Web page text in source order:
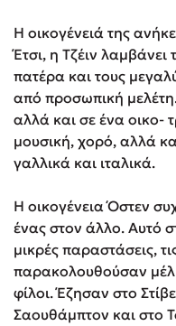
Η οικογένειά της
Έτσι, η Τζέιν
πατέρα και τους
από προσωπική
αλλά και σε ένα οικο-
μουσική, χορό, αλλά
γαλλικά και ιταλικά.
Η οικογένεια Όστεν
ένας στον άλλο. Αυτό
μικρές παραστάσεις,
παρακολουθούσαν
φίλοι. Έζησαν στο
Σαουθάμπτον και στο